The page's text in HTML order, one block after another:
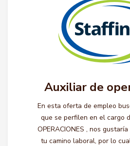
Auxiliar de
En esta oferta de empleo
que se perfilen en el cargo
OPERACIONES , nos
tu camino laboral, por lo